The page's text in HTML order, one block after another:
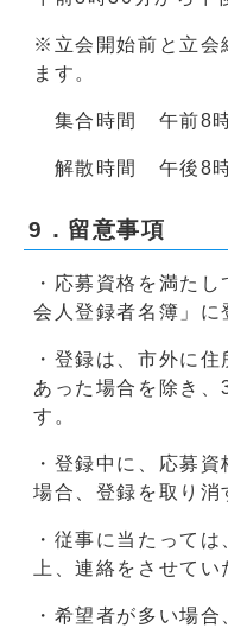
※立会開始前と立会
ます。
集合時間 午前8
解散時間 午後8
9．留意事項
・応募資格を満た
会人登録者名簿」に
・登録は、市外に
あった場合を除き、
す。
・登録中に、応募
場合、登録を取り消
・従事に当たって
上、連絡をさせてい
・希望者が多い場